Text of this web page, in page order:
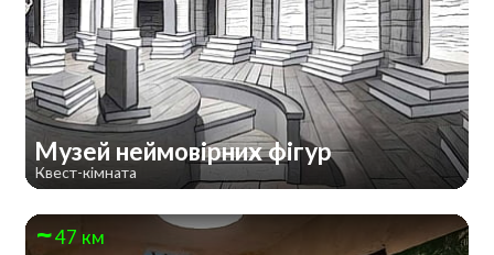
Музей неймовірних фігур
Квест-кімната
47 км